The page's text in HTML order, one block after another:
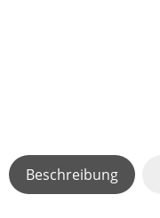
Beschreibung